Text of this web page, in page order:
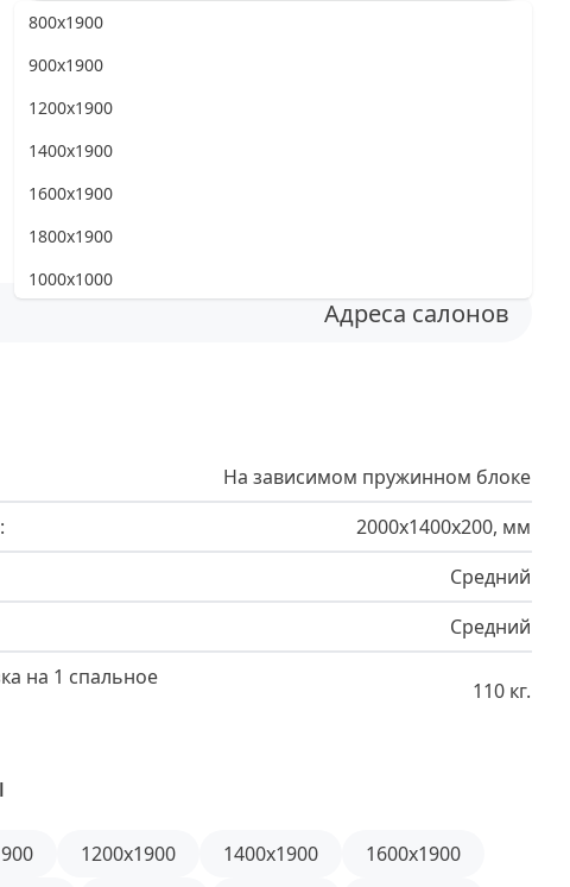
800x1900
900x1900
1200x1900
1400x1900
1600x1900
1800x1900
1000x1000
Адреса салонов
На зависимом пружинном блоке
2000x1400x200, мм
Средний
Средний
на 1 спальное
110 кг.
1200x1900 1400x1900
1600x1900